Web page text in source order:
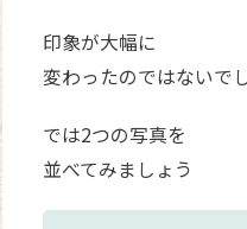
印象が大幅に
変わったのではないで
では2つの写真を
並べてみましょう